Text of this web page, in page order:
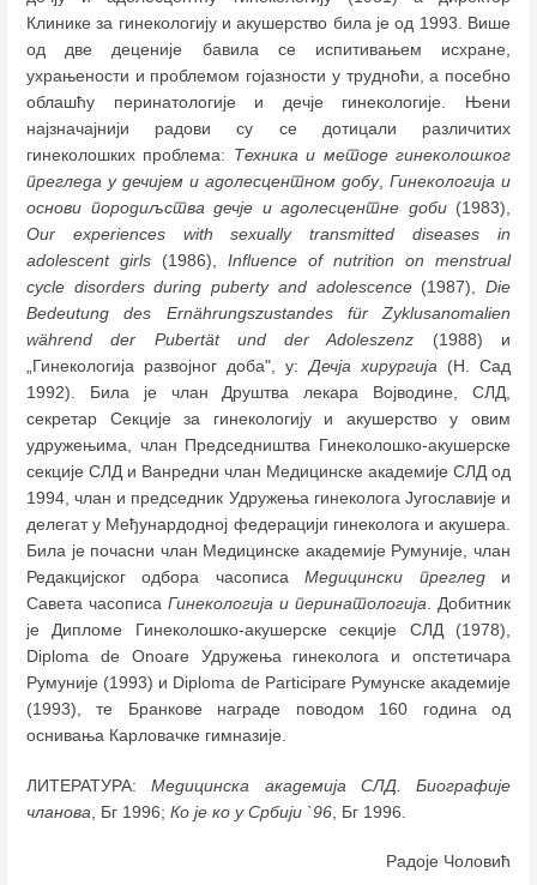
Клинике за гинекологију и акушерство била је oд 1993. Више
од две деценије бавила се испитивањем исхране,
ухрањености и проблемом гојазности у трудноћи, а посебно
облашћу перинатологије и дечје гинекологије. Њени
најзначајнији радови су се дотицали различитих
гинеколошких проблема: Техника и методе гинеколошког
прегледа у дечијем и адолесцентном добу, Гинекологија и
основи породиљства дечје и адолесцентне доби(1983),
Our experiences with sexually transmitted diseases in
adolescent girls (1986), Influence of nutrition on menstrual
cycle disorders during puberty and adolescence(1987),Die
Bedeutung des Ernährungszustandes für Zyklusanomalien
während der Pubertät und der Adoleszenz (1988) и
„Гинекологија развојног доба", у:Дечја хирургија(Н. Сад
1992). Била је члан Друштва лекара Војводине, СЛД,
секретар Секције за гинекологију и акушерство у овим
удружењима, члан Председништва Гинеколошко-акушерске
секције СЛД и Ванредни члан Медицинске академије СЛД од
1994, члан и председник Удружења гинеколога Југославије и
делегат у Међунардодној федерацији гинеколога и акушера.
Била је почасни члан Медицинске академије Румуније, члан
Редакцијског одбора часописаМедицински прегледи
Савета часописа Гинекологија и перинатологија. Добитник
је Дипломе Гинеколошко-акушерске секције СЛД (1978),
Diploma de Onoare Удружења гинеколога и опстетичара
Румуније (1993) и Diploma de Participare Румунске академије
(1993), те Бранкове награде поводом 160 година од
оснивања Карловачке гимназије.
ЛИТЕРАТУРА:Медицинска академија СЛД. Биографије
чланова , Бг 1996; Ко је ко у Србији `96 , Бг 1996.
Радоје Чоловић